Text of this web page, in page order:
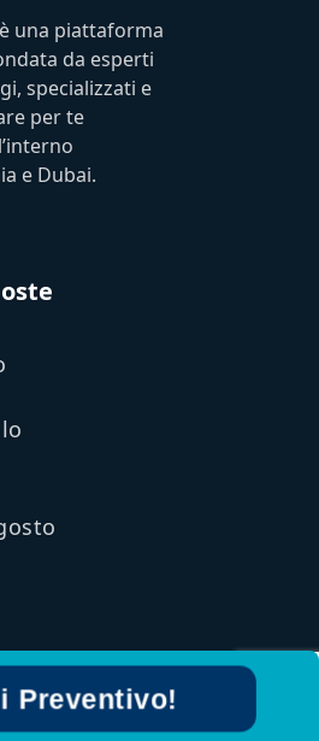
Preventivo!
una piattaforma
da esperti
specializzati e
per te
e Dubai.
del cliente